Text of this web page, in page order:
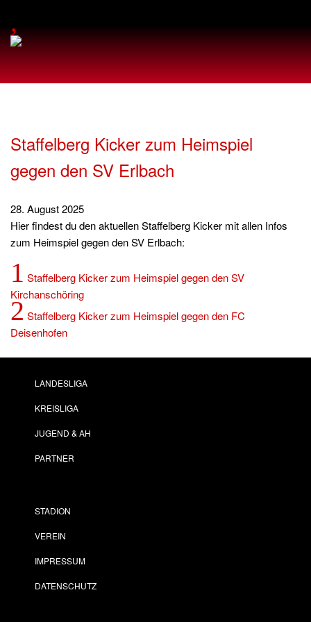
,
Staffelberg Kicker zum Heimspiel
gegen den SV Erlbach
28. August 2025
Hier findest du den aktuellen Staffelberg Kicker mit allen Infos
zum Heimspiel gegen den SV Erlbach:
1 Staffelberg Kicker zum Heimspiel gegen den SV
Kirchanschöring
2 Staffelberg Kicker zum Heimspiel gegen den FC
Deisenhofen
LANDESLIGA
KREISLIGA
JUGEND & AH
PARTNER
STADION
VEREIN
IMPRESSUM
DATENSCHUTZ